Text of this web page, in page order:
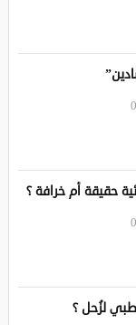
0
حقيقة أم خرافة ؟
0
لزُحل ؟